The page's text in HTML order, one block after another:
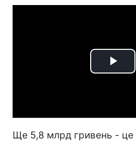
Play
Ще 5,8 млрд гривень - це